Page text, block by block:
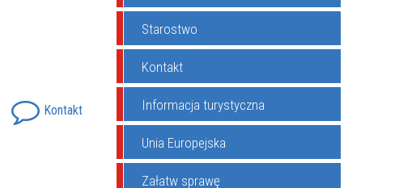
Kontakt
Starostwo
Kontakt
Informacja turystyczna
Unia Europejska
Załatw sprawę